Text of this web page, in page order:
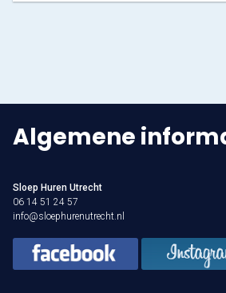
Varen & Lunch
Werken bij Sloep Huren
Nu aanvragen
Algemene
Sloep Huren Utrecht
06 14 51 24 57
info@sloephurenutrecht.nl